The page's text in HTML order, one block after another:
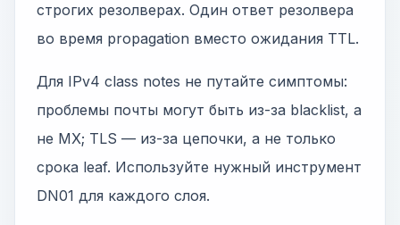
строгих резолверах. Один ответ резолвера
во время propagation вместо ожидания TTL.
Для IPv4 class notes не путайте симптомы:
проблемы почты могут быть из-за blacklist, а
не MX; TLS — из-за цепочки, а не только
срока leaf. Используйте нужный инструмент
DN01 для каждого слоя.